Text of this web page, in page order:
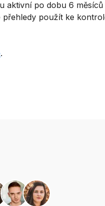
aktivní po dobu 6 měsíců
použít ke
.